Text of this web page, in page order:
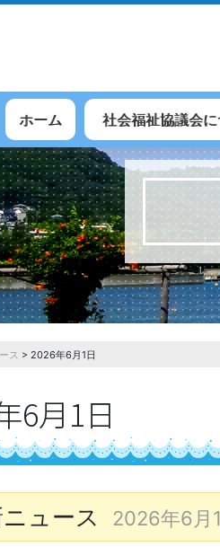
ホーム 社会福祉協議会
ス > 2026年6月1日
6月1日
ュース 2026年6月